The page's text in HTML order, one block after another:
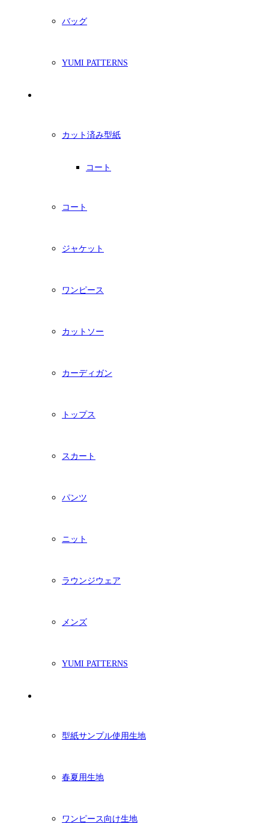
バッグ
YUMI PATTERNS
カット済み型紙
コート
コート
ジャケット
ワンピース
カットソー
カーディガン
トップス
スカート
パンツ
ニット
ラウンジウェア
メンズ
YUMI PATTERNS
型紙サンプル使用生地
春夏用生地
ワンピース向け生地